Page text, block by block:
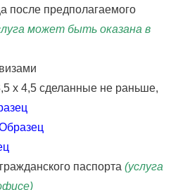
после предполагаемого
может быть оказана в
х 4,5 сделанные не раньше,
паспорта (услуга